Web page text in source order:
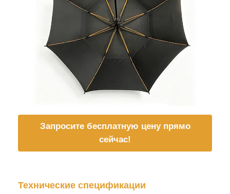
Запросите бесплатную цену прямо
сейчас!
Технические спецификации